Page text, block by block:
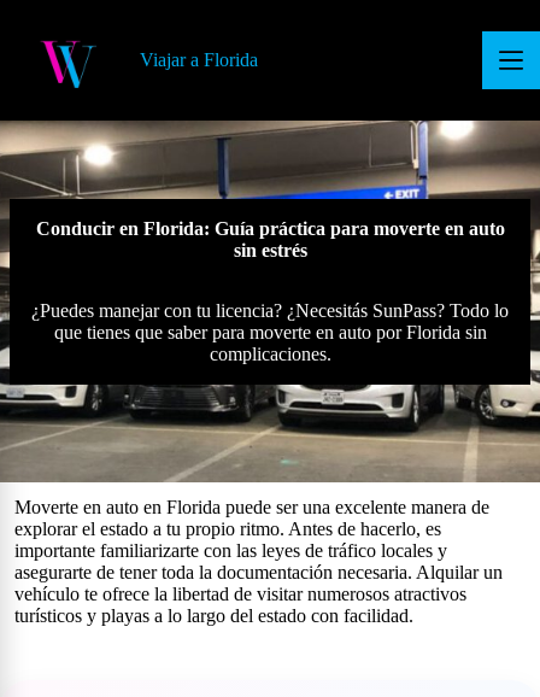
r
a
l
c
Viajar a Florida
Conducir en Florida: Guía práctica para moverte en auto
sin estrés
¿Puedes manejar con tu licencia? ¿Necesitás SunPass? Todo lo
que tienes que saber para moverte en auto por Florida sin
complicaciones.
Moverte en auto en Florida puede ser una excelente manera de
explorar el estado a tu propio ritmo. Antes de hacerlo, es
importante familiarizarte con las leyes de tráfico locales y
asegurarte de tener toda la documentación necesaria. Alquilar un
vehículo te ofrece la libertad de visitar numerosos atractivos
turísticos y playas a lo largo del estado con facilidad.